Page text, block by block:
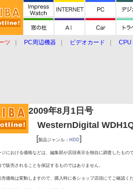
ツ PC周辺機器 ビデオカード CPU
2009年8月1日号
WesternDigital
[製品ジャンル： HDD]
における価格などは、編集部が店頭表示を独自に調査したもので
販売されることを保証するものではありません。
価格は変動しますので、購入時に各ショップ店頭にてご確認くだ